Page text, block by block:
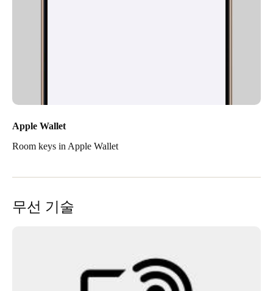
Apple Wallet
Room keys in Apple Wallet
무선 기술